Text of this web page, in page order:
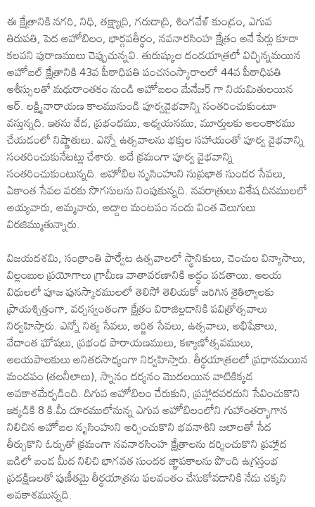
ఈ క్షేత్రానికి నగరి, నిధి, తక్ష్యాద్రి, గరుడాద్రి, శింగవేళ్ కుండ్రం, ఎగువ
తిరుపతి, పెద అహోబిలం, భార్గవతీర్థం, నవనారసింహ క్షేత్రం అనే పేర్లు కూడా
కలవని పురాణములు చెప్పుచున్నవి. తురుష్కుల దండయాత్రలో విచ్ఛిన్నమయిన
అహోబల్ క్షేత్రానికి 43వ పీఠాధిపతి పంచసంస్కారాలలో 44వ పీఠాధిపతి
ఆశీస్సులతో మధురాంతకం నుండి అహోబలం మేనేజర్ గా నియమితులయిన
ఆర్. లక్ష్మినారాయణ కాలమునుండి పూర్వవైభవాన్ని సంతరించుకుంటూ
వస్తున్నది. ఇతను వేద, ప్రభంధము, అధ్యయనము, మూర్తులకు అలంకారము
చేయడంలో నిష్ణాతులు. ఎన్నో ఉత్సవాలను భక్తుల సహాయంతో పూర్వ వైభవాన్ని
సంతరించుకునేటట్లు చేశారు. అదే క్రమంగా పూర్వ వైభవాన్ని
సంతరించుకుంటున్నది. అహోబిల నృసింహుని సుప్రభాత సుందర సేవలు,
ఏకాంత సేవల వరకు సొగసులను నింపుకున్నది. నవరాత్రులు విశేష దినములలో
అయ్యవారు, అమ్మవారు, అద్దాల మంటపం నందు వింత వెలుగులు
విరజిమ్ముతున్నారు.
విజయదశమి, సంక్రాంతి పార్వేట ఉత్సవాలలో స్థానికులు, చెంచుల విన్యాసాలు,
విల్లంబుల ప్రయోగాలు గ్రామీణ వాతావరణానికి అద్ధం పడతాయి. ఆలయ
విధులలో పూజ పునస్కారములలో తెలిసో తెలియకో జరిగిన శైతిల్యాలకు
ప్రాయశ్చిత్తంగా, వర్చస్వంతంగా క్షేత్రం విరాజిల్లడానికి పవిత్రోత్సవాలు
నిర్వహిస్తారు. ఎన్నో నిత్య సేవలు, ఆర్జిత సేవలు, ఉత్సవాలు, అభిషేకాలు,
వేదాంత ఘోషలు, ప్రభంధ పారాయణములు, కళ్యాణోత్సవములు,
ఆలయపాలకులు అనితరసాధ్యంగా నిర్వహిస్తారు. తీర్థయాత్రలలో ప్రధానమయిన
మండపం (తలనీలాలు), స్నానం దర్శనం మొదలయిన వాటికిక్కడ
అవకాశమేర్పడింది. దిగువ అహోబిలం చేరుకుని, ప్రహ్లాదవరదుని సేవించుకొని
ఇక్కడికి 8 కి.మీ దూరములోనున్న ఎగువ అహోబిలంలోని గుహాంతర్భాగాన
నిలిచిన అహోబల నృసింహుని అర్చించుకొని భవనాశిని జలాలతో సేద
తీర్చుకొని ఓర్పుతో క్రమంగా నవనారసింహ క్షేత్రాలను దర్శించుకొని ప్రహ్లాద
బడిలో బండ మీద నిలిచి భాగవత సుందర జ్ఞాపకాలను పొంది ఉగ్రస్తంభ
ప్రదక్షిణలతో పుణీతమై తీర్ధయాత్రను ఫలవంతం చేసుకోవడానికి నేడు చక్కని
అవకాశమున్నది.